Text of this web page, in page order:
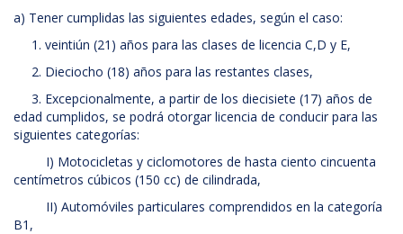
a) Tener cumplidas las siguientes edades, según el caso:
1. veintiún (21) años para las clases de licencia C,D y E,
2. Dieciocho (18) años para las restantes clases,
3. Excepcionalmente, a partir de los diecisiete (17) años de
edad cumplidos, se podrá otorgar licencia de conducir para las
siguientes categorías:
I) Motocicletas y ciclomotores de hasta ciento cincuenta
centímetros cúbicos (150 cc) de cilindrada,
II) Automóviles particulares comprendidos en la categoría
B1,